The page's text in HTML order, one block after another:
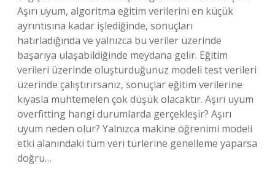
Aşırı uyum, algoritma eğitim verilerini en küçük
ayrıntısına kadar işlediğinde, sonuçları
hatırladığında ve yalnızca bu veriler üzerinde
başarıya ulaşabildiğinde meydana gelir. Eğitim
verileri üzerinde oluşturduğunuz modeli test verileri
üzerinde çalıştırırsanız, sonuçlar eğitim verilerine
kıyasla muhtemelen çok düşük olacaktır. Aşırı uyum
overfitting hangi durumlarda gerçekleşir? Aşırı
uyum neden olur? Yalnızca makine öğrenimi modeli
etki alanındaki tüm veri türlerine genelleme yaparsa
doğru…